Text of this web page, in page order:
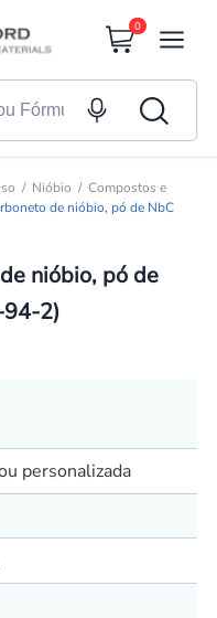
0
Nióbio
Compostos e
de nióbio, pó de NbC
nióbio, pó de
94-2)
personalizada